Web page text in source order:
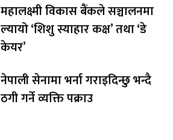
महालक्ष्मी विकास बैंकले सञ्चालनमा
ल्यायो ‘शिशु स्याहार कक्ष’ तथा ‘डे
केयर’
नेपाली सेनामा भर्ना गराइदिन्छु भन्दै
ठगी गर्ने व्यक्ति पक्राउ